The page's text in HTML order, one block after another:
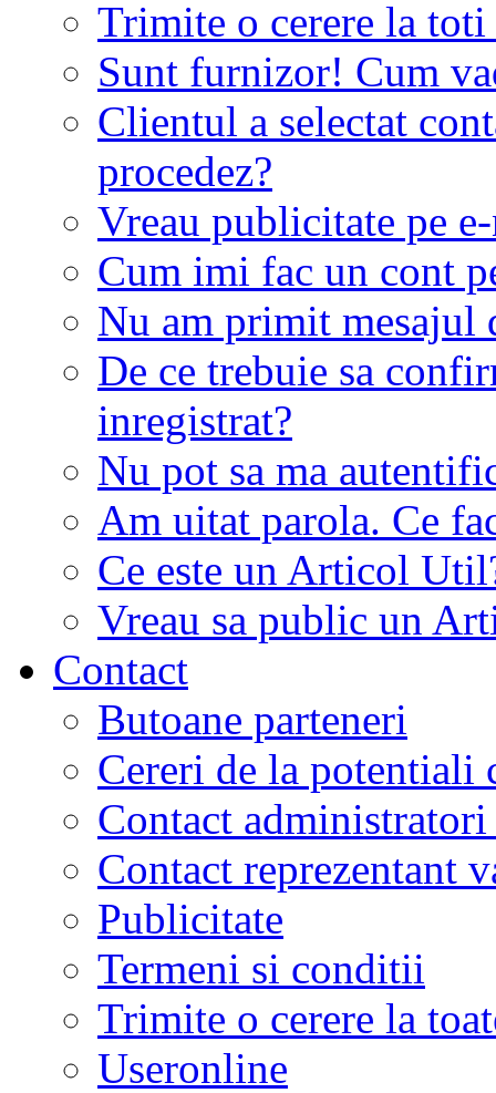
Trimite o cerere la
Sunt furnizor! Cum
Clientul a selectat
procedez?
Vreau publicitate pe
Cum imi fac un cont
Nu am primit mesajul
De ce trebuie sa
inregistrat?
Nu pot sa ma
Am uitat parola. Ce
Ce este un Articol
Vreau sa public un
Contact
Butoane parteneri
Cereri de la potentiali
Contact
Contact reprezentant
Publicitate
Termeni si conditii
Trimite o cerere la
Useronline